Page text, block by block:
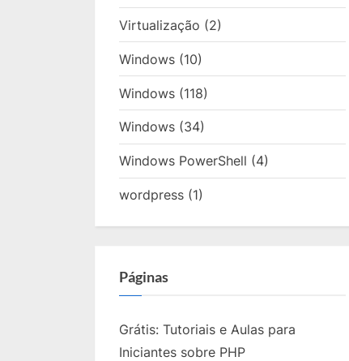
Virtualização (2)
Windows (10)
Windows (118)
Windows (34)
Windows PowerShell (4)
wordpress (1)
Páginas
Grátis: Tutoriais e Aulas para
Iniciantes sobre PHP